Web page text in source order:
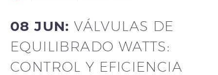
08 JUN:VÁLVULAS DE
EQUILIBRADO WATTS:
CONTROL Y EFICIENCIA